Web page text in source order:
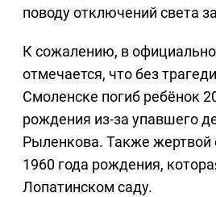
поводу отключений света
К сожалению, в
отмечается, что без
Смоленске погиб ребёнок
рождения из-за упавшего
Рыленкова. Также
1960 года рождения,
Лопатинском саду.